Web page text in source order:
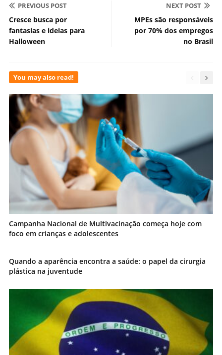
PREVIOUS POST
Cresce busca por
fantasias e ideias para
Halloween
NEXT POST
MPEs são responsáveis
por 70% dos empregos
no Brasil
You may also read!
Campanha Nacional de Multivacinação começa hoje com
foco em crianças e adolescentes
Quando a aparência encontra a saúde: o papel da cirurgia
plástica na juventude